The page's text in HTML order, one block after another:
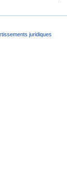
juridiques